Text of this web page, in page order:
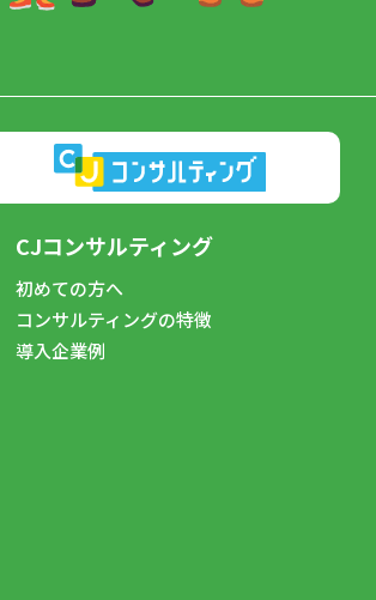
CJコンサルティング
初めての方へ
コンサルティングの特徴
導入企業例